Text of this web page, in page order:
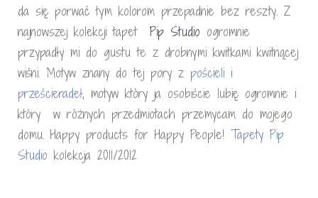
da się porwać tym kolorom przepadnie bez reszty. Z
najnowszej kolekcji tapet Pip Studio ogromnie
przypadły mi do gustu te z drobnymi kwitkami kwitnącej
wiśni. Motyw znany do tej pory z pościeli i
prześcieradeł, motyw który ja osobiście lubię ogromnie i
który w różnych przedmiotach przemycam do mojego
domu. Happy products for Happy People! Tapety Pip
Studio kolekcja 2011/2012